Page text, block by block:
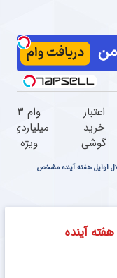
اعتبار
خرید
گوشی
همین
درخواست
اعتبار بده
وام ۳
میلیاردی،
ویژه
فروشگاه‌های
حضوری
اوایل هفته آینده مشخص
آینده